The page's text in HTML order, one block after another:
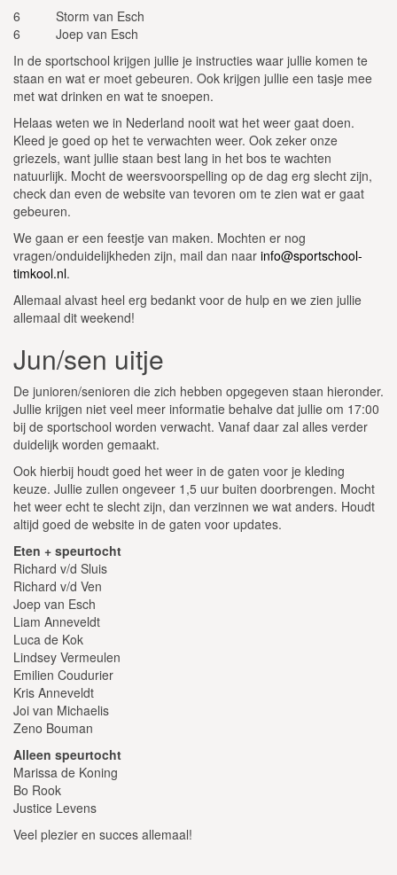
6 Storm van Esch
6 Joep van Esch
In de sportschool krijgen jullie je instructies waar jullie komen te
staan en wat er moet gebeuren. Ook krijgen jullie een tasje mee
met wat drinken en wat te snoepen.
Helaas weten we in Nederland nooit wat het weer gaat doen.
Kleed je goed op het te verwachten weer. Ook zeker onze
griezels, want jullie staan best lang in het bos te wachten
natuurlijk. Mocht de weersvoorspelling op de dag erg slecht zijn,
check dan even de website van tevoren om te zien wat er gaat
gebeuren.
We gaan er een feestje van maken. Mochten er nog
vragen/onduidelijkheden zijn, mail dan naar info@sportschool-
timkool.nl.
Allemaal alvast heel erg bedankt voor de hulp en we zien jullie
allemaal dit weekend!
Jun/sen uitje
De junioren/senioren die zich hebben opgegeven staan hieronder.
Jullie krijgen niet veel meer informatie behalve dat jullie om 17:00
bij de sportschool worden verwacht. Vanaf daar zal alles verder
duidelijk worden gemaakt.
Ook hierbij houdt goed het weer in de gaten voor je kleding
keuze. Jullie zullen ongeveer 1,5 uur buiten doorbrengen. Mocht
het weer echt te slecht zijn, dan verzinnen we wat anders. Houdt
altijd goed de website in de gaten voor updates.
Eten + speurtocht
Richard v/d Sluis
Richard v/d Ven
Joep van Esch
Liam Anneveldt
Luca de Kok
Lindsey Vermeulen
Emilien Coudurier
Kris Anneveldt
Joi van Michaelis
Zeno Bouman
Alleen speurtocht
Marissa de Koning
Bo Rook
Justice Levens
Veel plezier en succes allemaal!